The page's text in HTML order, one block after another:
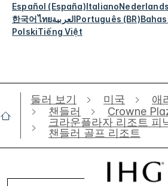
Español (España)ItalianoNederlands
한국어ไทยالعربيةPortuguês (BR)
PolskiTiếng Việt
둘러 보기 미국
애
챈들러
Crowne
크라운플라자 리조트 피
챈들러 골프 리조트